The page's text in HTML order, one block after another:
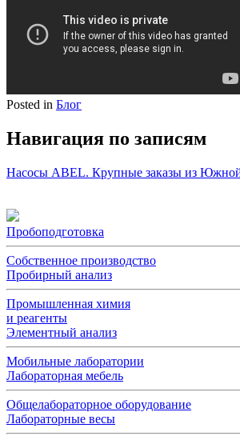
Posted in Блог
Навигация по записям
Насосы ABEL. Крупные заказы из
Пробоподготовка
Собственное производство
Пробирный анализ
Промышленная химия
и реагенты
Элементный анализ
Мобильные лаборатории
Лабораторная мебель
Общелабораторное оборудование
Лабораторные весы